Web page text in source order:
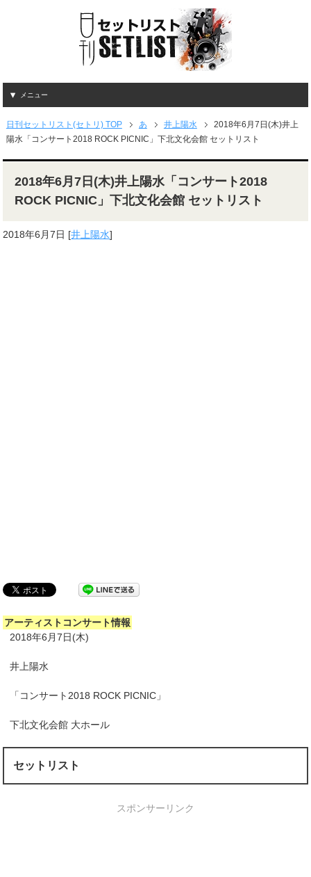
メニュー
日刊セットリスト(セトリ) TOP あ 井上陽水
2018年6月7日(木)井上
陽水「コンサート2018 ROCK PICNIC」下北文化会館 セットリスト
2018年6月7日(木)井上陽水「コンサート2018
ROCK PICNIC」下北文化会館 セットリスト
2018年6月7日 [井上陽水]
アーティストコンサート情報
2018年6月7日(木)
井上陽水
「コンサート2018 ROCK PICNIC」
下北文化会館 大ホール
セットリスト
スポンサーリンク